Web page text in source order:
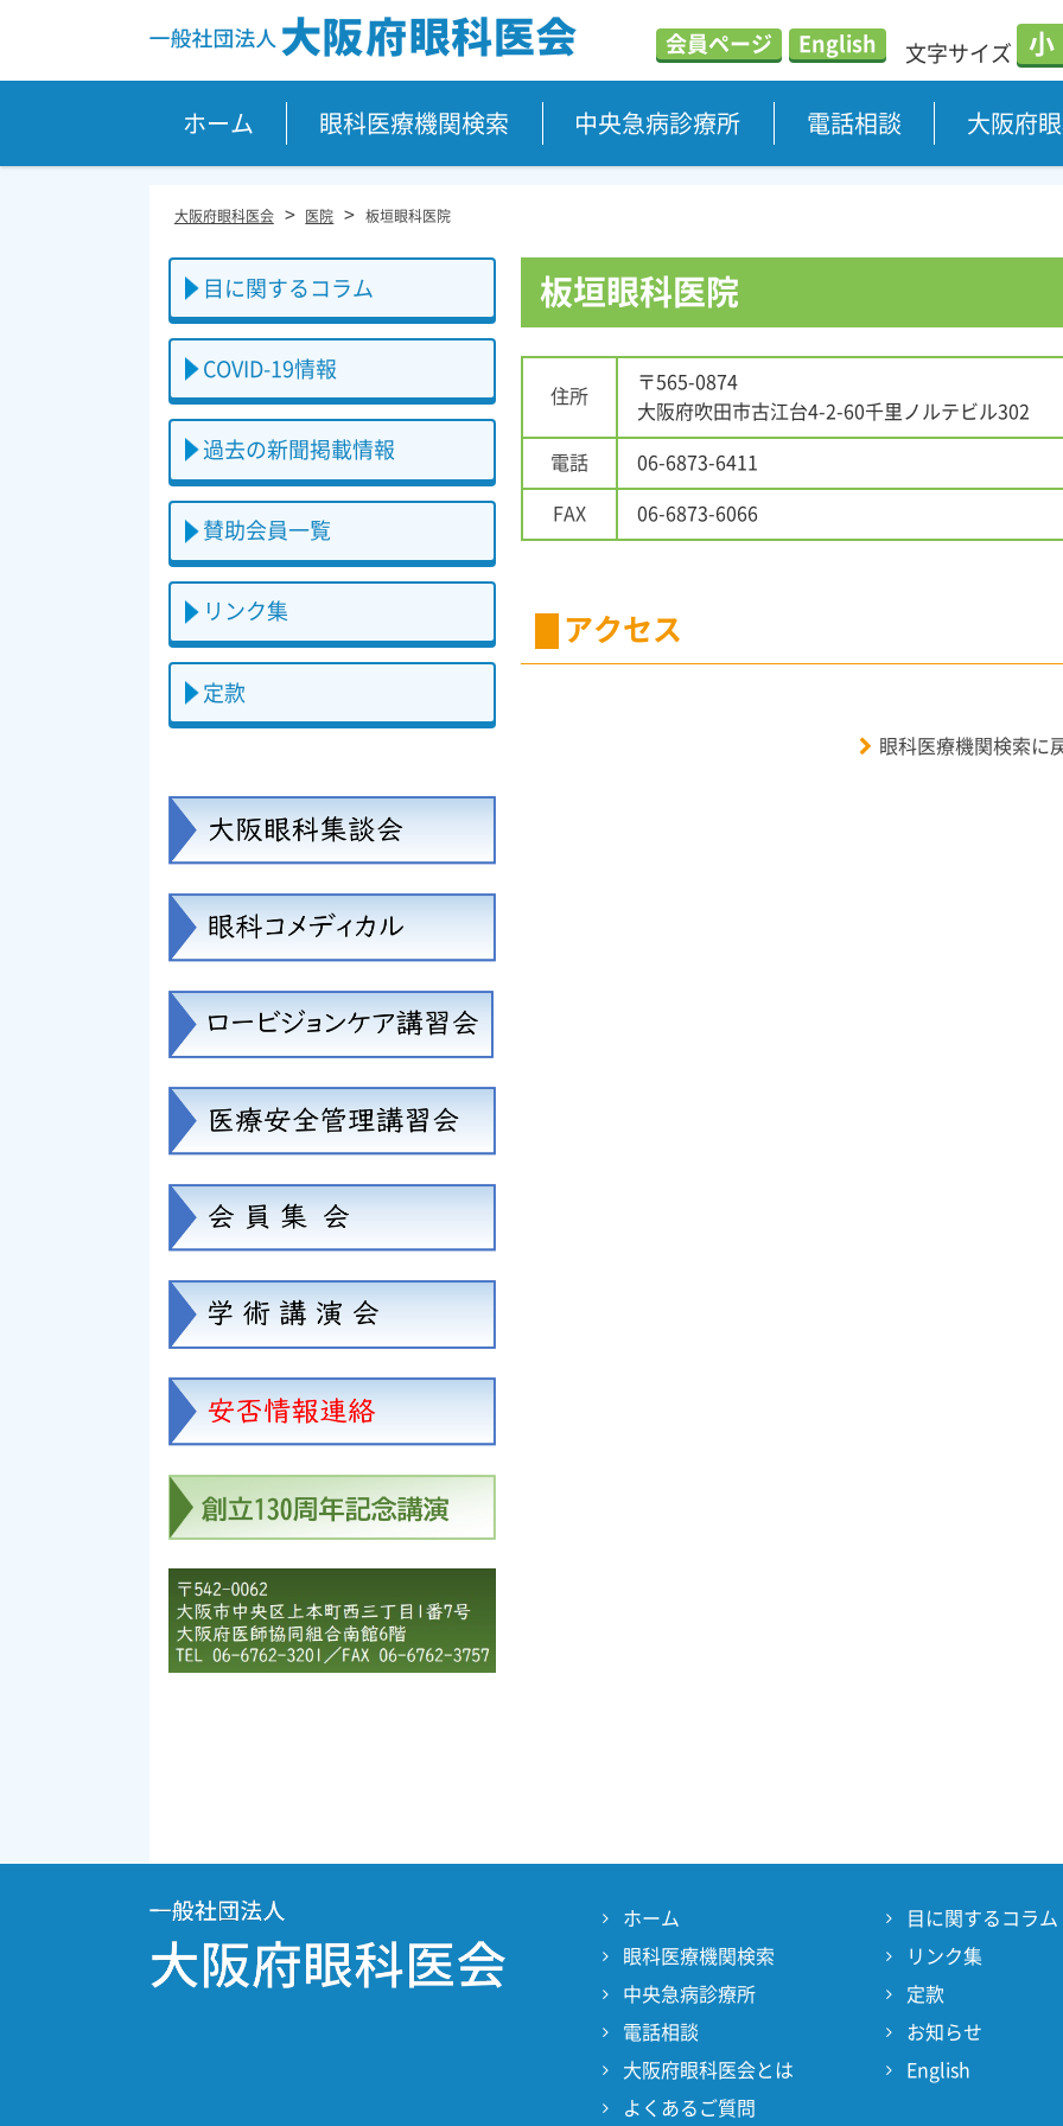
会員ページ English 文字サイズ 小
ホーム 眼科医療機関検索 中央急病診療所 電話相談 大阪府
大阪府眼科医会 > 医院 > 板垣眼科医院
板垣眼科医院
住所
〒565-0874
大阪府吹田市古江台4-2-60千里ノルテビル302
電話 06-6873-6411
FAX 06-6873-6066
アクセス
眼科医療機関検索に
目に関するコラム
COVID-19情報
過去の新聞掲載情報
賛助会員一覧
リンク集
定款
ホーム
眼科医療機関検索
中央急病診療所
電話相談
大阪府眼科医会とは
よくあるご質問
目に関するコラム
リンク集
定款
お知らせ
English